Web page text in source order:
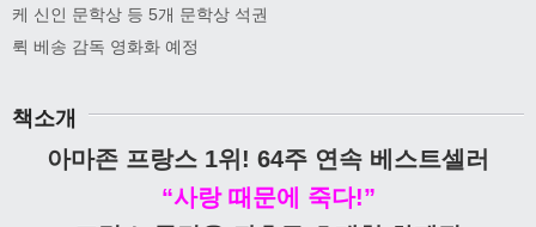
케 신인 문학상 등 5개 문학상 석권
뤽 베송 감독 영화화 예정
책소개
아마존 프랑스 1위! 64주 연속 베스트셀러
“사랑 때문에 죽다!”